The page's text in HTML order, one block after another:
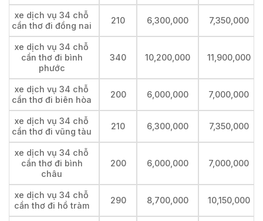
xe dịch vụ 34 chỗ
cần thơ đi đồng nai
210 6,300,000 7,350,000
xe dịch vụ 34 chỗ
cần thơ đi bình
phước
340 10,200,000 11,900,000
xe dịch vụ 34 chỗ
cần thơ đi biên hòa
200 6,000,000 7,000,000
xe dịch vụ 34 chỗ
cần thơ đi vũng tàu
210 6,300,000 7,350,000
xe dịch vụ 34 chỗ
cần thơ đi bình
châu
200 6,000,000 7,000,000
xe dịch vụ 34 chỗ
cần thơ đi hồ tràm
290 8,700,000 10,150,000